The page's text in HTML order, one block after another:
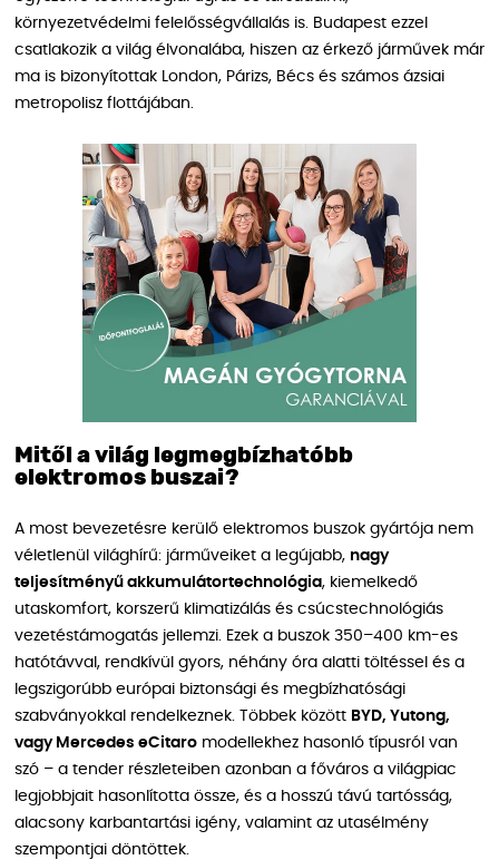
környezetvédelmi felelősségvállalás is. Budapest ezzel
csatlakozik a világ élvonalába, hiszen az érkező járművek már
ma is bizonyítottak London, Párizs, Bécs és számos ázsiai
metropolisz flottájában.
Mitől a világ legmegbízhatóbb
elektromos buszai?
A most bevezetésre kerülő elektromos buszok gyártója nem
véletlenül világhírű: járműveiket a legújabb, nagy
teljesítményű akkumulátortechnológia, kiemelkedő
utaskomfort, korszerű klimatizálás és csúcstechnológiás
vezetéstámogatás jellemzi. Ezek a buszok 350–400 km-es
hatótávval, rendkívül gyors, néhány óra alatti töltéssel és a
legszigorúbb európai biztonsági és megbízhatósági
szabványokkal rendelkeznek. Többek között BYD, Yutong,
vagy Mercedes eCitaro modellekhez hasonló típusról van
szó – a tender részleteiben azonban a főváros a világpiac
legjobbjait hasonlította össze, és a hosszú távú tartósság,
alacsony karbantartási igény, valamint az utasélmény
szempontjai döntöttek.